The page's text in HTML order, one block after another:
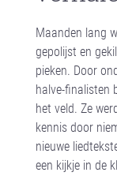
Maanden lang
gepolijst en
pieken. Door
halve-finalisten
het veld. Ze
kennis door
nieuwe
een kijkje in de